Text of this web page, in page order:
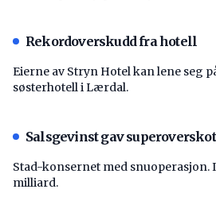
Rekordoverskudd fra hotell
Eierne av Stryn Hotel kan lene seg
søsterhotell i Lærdal.
Salsgevinst gav
Stad-konsernet med
milliard.